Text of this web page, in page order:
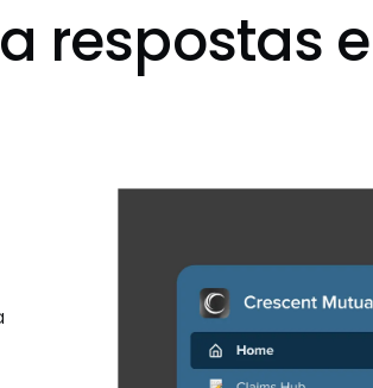
respostas